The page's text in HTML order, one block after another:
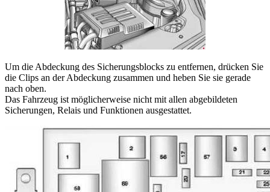
Um die Abdeckung des Sicherungsblocks zu entfernen, drücken Sie
die Clips an der Abdeckung zusammen und heben Sie sie gerade
nach oben.
Das Fahrzeug ist möglicherweise nicht mit allen abgebildeten
Sicherungen, Relais und Funktionen ausgestattet.